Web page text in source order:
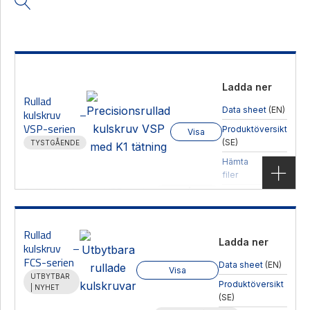
Rullad
kulskruv –
VSP-serien
TYSTGÅENDE
Visa
Ladda ner
Data sheet (EN)
Produktöversikt
(SE)
Hämta CAD-
filer
Rullad kulskruv – VSP-serien TYSTGÅENDE
Produktgrupp Kulskruvar,Rullad
Användningsområde
Egenskaper
Kompakt
Standardskruv
Lastkapacitet
5 860-96 200 N
Diameter Ø
12-50 mm
Rullad
kulskruv –
FCS-serien
UTBYTBAR
| NYHET
Visa
Ladda ner
Data sheet (EN)
Produktöversikt
(SE)